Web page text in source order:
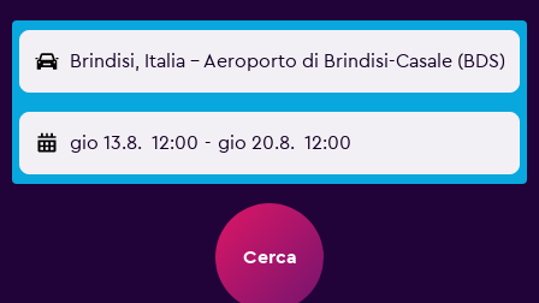
Brindisi, Italia - Aeroporto di Brindisi-Casale (BDS)
gio 13.8. 12:00 - gio 20.8. 12:00
Cerca